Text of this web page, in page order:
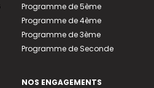
Programme de 5ème
Programme de 4ème
Programme de 3ème
Programme de Seconde
NOS ENGAGEMENTS